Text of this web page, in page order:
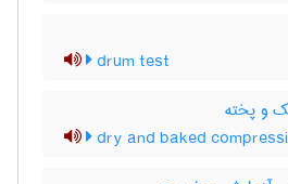
drum test
و پخته
dry and baked